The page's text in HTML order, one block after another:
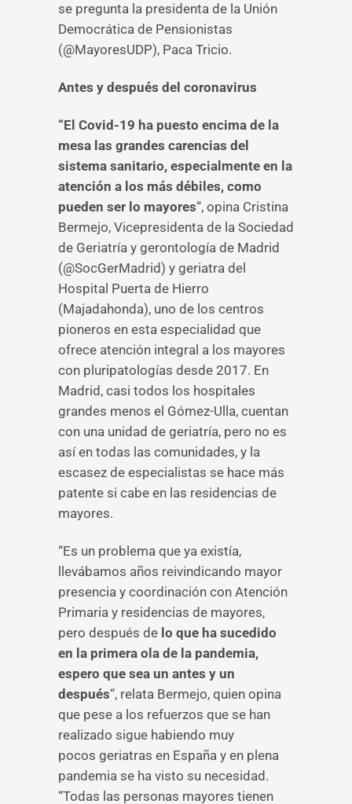
se pregunta la presidenta de la Unión
Democrática de Pensionistas
(@MayoresUDP), Paca Tricio.
Antes y después del coronavirus
“El Covid-19 ha puesto encima de la
mesa las grandes carencias del
sistema sanitario, especialmente en la
atención a los más débiles, como
pueden ser lo mayores“, opina Cristina
Bermejo, Vicepresidenta de la Sociedad
de Geriatría y gerontología de Madrid
(@SocGerMadrid) y geriatra del
Hospital Puerta de Hierro
(Majadahonda), uno de los centros
pioneros en esta especialidad que
ofrece atención integral a los mayores
con pluripatologías desde 2017. En
Madrid, casi todos los hospitales
grandes menos el Gómez-Ulla, cuentan
con una unidad de geriatría, pero no es
así en todas las comunidades, y la
escasez de especialistas se hace más
patente si cabe en las residencias de
mayores.
“Es un problema que ya existía,
llevábamos años reivindicando mayor
presencia y coordinación con Atención
Primaria y residencias de mayores,
pero después de lo que ha sucedido
en la primera ola de la pandemia,
espero que sea un antes y un
después“, relata Bermejo, quien opina
que pese a los refuerzos que se han
realizado sigue habiendo muy
pocos geriatras en España y en plena
pandemia se ha visto su necesidad.
“Todas las personas mayores tienen